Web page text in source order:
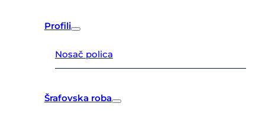
Profili
Nosač polica
Šrafovska roba